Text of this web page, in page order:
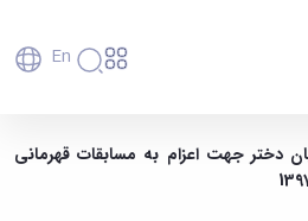
En
دختر دانشگاه -
دختر جهت اعزام به مسابقات قهرمانی